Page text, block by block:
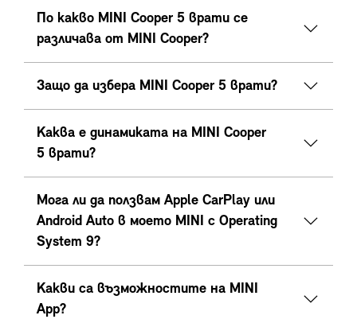
По какво MINI Cooper 5 врати се
различава от MINI Cooper?
Защо да избера MINI Cooper 5 врати?
Каква е динамиката на MINI Cooper
5 врати?
Мога ли да ползвам Apple CarPlay или
Android Auto в моето MINI с Operating
System 9?
Какви са възможностите на MINI
App?